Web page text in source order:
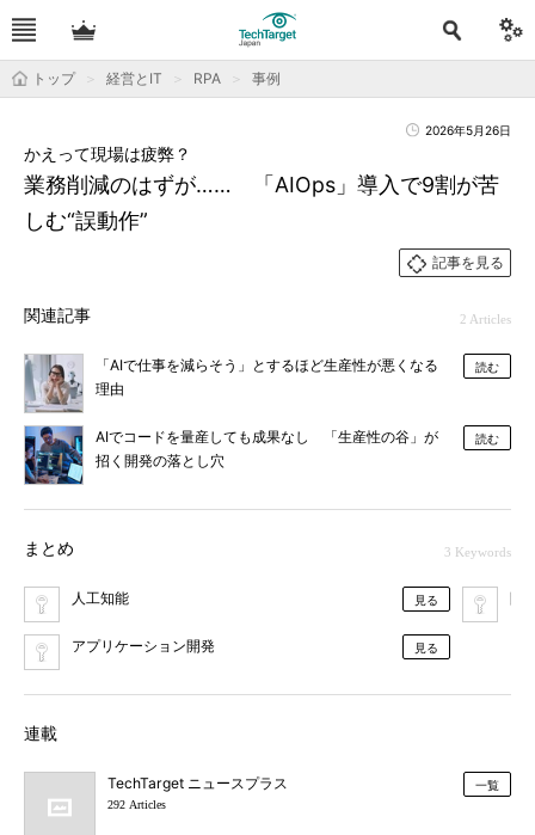
トップ 経営とIT RPA 事例
2026年5月26日
業務削減のはずが…… 「AIOps」導入で9割が苦
しむ“誤動作”
かえって現場は疲弊？
記事を見る
関連記事 2 Articles
「AIで仕事を減らそう」とするほど生産性が悪くなる
理由
読む
AIでコードを量産しても成果なし 「生産性の谷」が
招く開発の落とし穴
読む
まとめ 3 Keywords
人工知能 見る
アプリケーション開発 見る
開
連載
TechTarget ニュースプラス
292 Articles
一覧